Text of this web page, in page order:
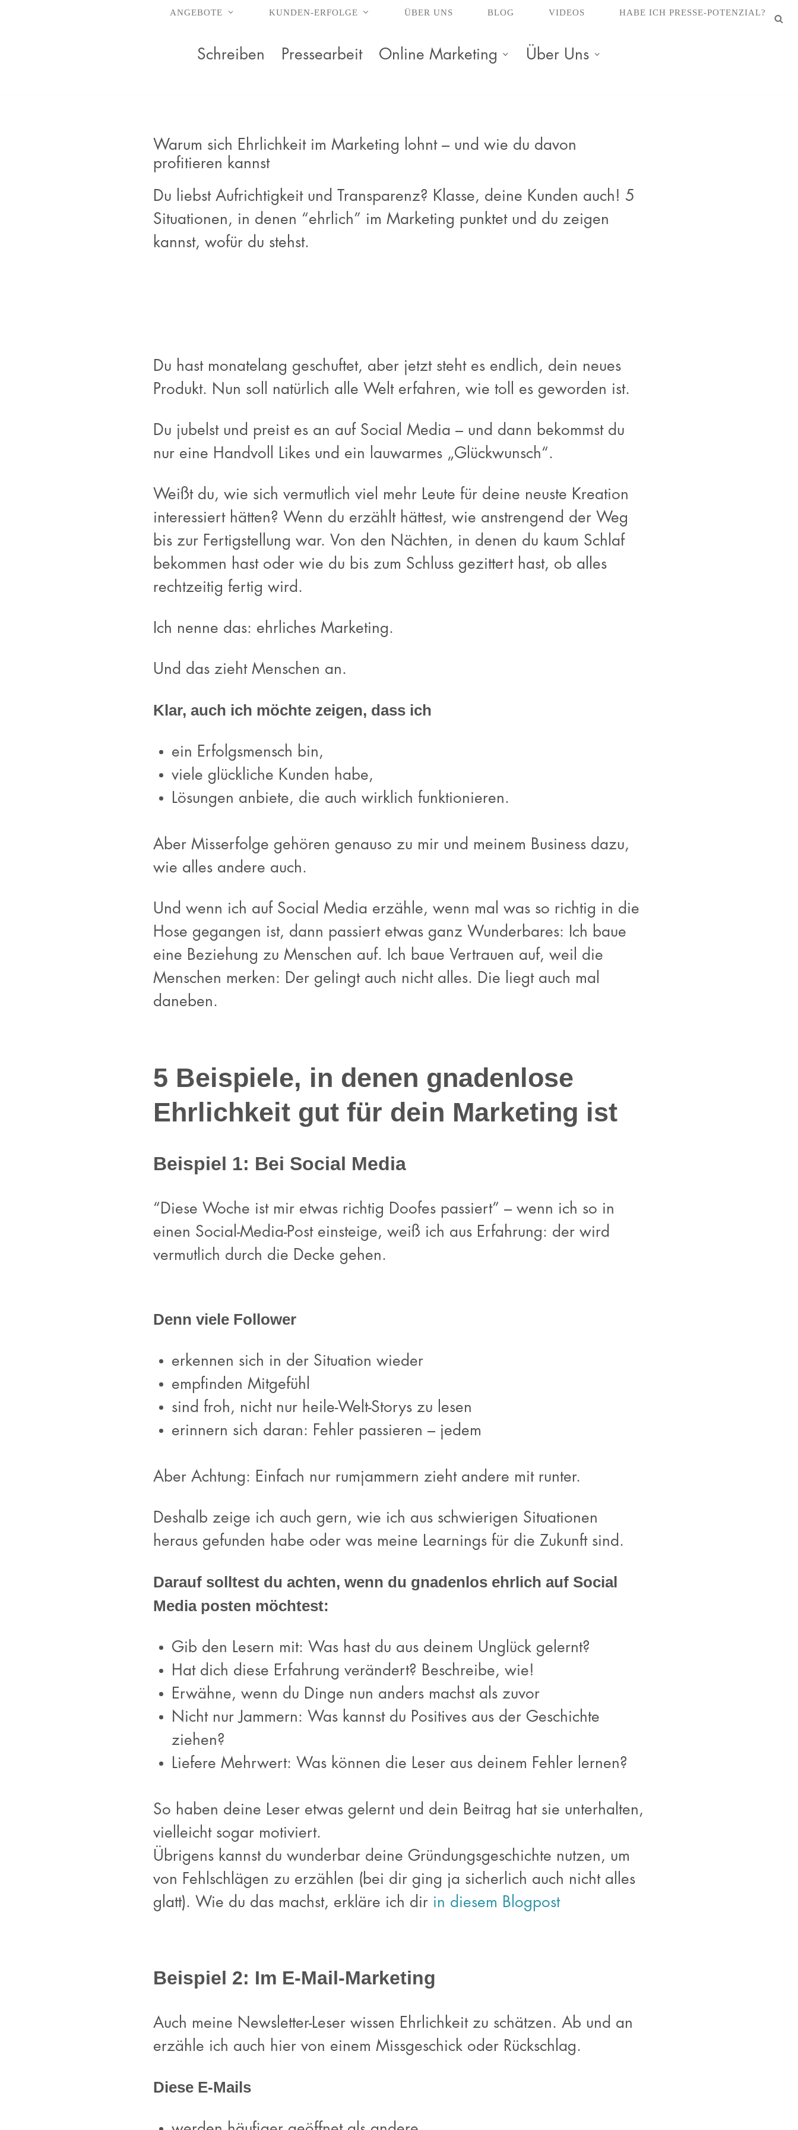
ANGEBOTE KUNDEN-ERFOLGE ÜBER UNS BLOG VIDEOS HABE ICH PRESSE-POTENZIAL?
Schreiben Pressearbeit Online Marketing Über Uns
Warum sich Ehrlichkeit im Marketing lohnt – und wie du davon
profitieren kannst
Du liebst Aufrichtigkeit und Transparenz? Klasse, deine Kunden auch! 5
Situationen, in denen “ehrlich” im Marketing punktet und du zeigen
kannst, wofür du stehst.
Du hast monatelang geschuftet, aber jetzt steht es endlich, dein neues
Produkt. Nun soll natürlich alle Welt erfahren, wie toll es geworden ist.
Du jubelst und preist es an auf Social Media – und dann bekommst du
nur eine Handvoll Likes und ein lauwarmes „Glückwunsch“.
Weißt du, wie sich vermutlich viel mehr Leute für deine neuste Kreation
interessiert hätten? Wenn du erzählt hättest, wie anstrengend der Weg
bis zur Fertigstellung war. Von den Nächten, in denen du kaum Schlaf
bekommen hast oder wie du bis zum Schluss gezittert hast, ob alles
rechtzeitig fertig wird.
Ich nenne das: ehrliches Marketing.
Und das zieht Menschen an.
Klar, auch ich möchte zeigen, dass ich
ein Erfolgsmensch bin,
viele glückliche Kunden habe,
Lösungen anbiete, die auch wirklich funktionieren.
Aber Misserfolge gehören genauso zu mir und meinem Business dazu,
wie alles andere auch.
Und wenn ich auf Social Media erzähle, wenn mal was so richtig in die
Hose gegangen ist, dann passiert etwas ganz Wunderbares: Ich baue
eine Beziehung zu Menschen auf. Ich baue Vertrauen auf, weil die
Menschen merken: Der gelingt auch nicht alles. Die liegt auch mal
daneben.
5 Beispiele, in denen gnadenlose
Ehrlichkeit gut für dein Marketing ist
Beispiel 1: Bei Social Media
“Diese Woche ist mir etwas richtig Doofes passiert” – wenn ich so in
einen Social-Media-Post einsteige, weiß ich aus Erfahrung: der wird
vermutlich durch die Decke gehen.
Denn viele Follower
erkennen sich in der Situation wieder
empfinden Mitgefühl
sind froh, nicht nur heile-Welt-Storys zu lesen
erinnern sich daran: Fehler passieren – jedem
Aber Achtung: Einfach nur rumjammern zieht andere mit runter.
Deshalb zeige ich auch gern, wie ich aus schwierigen Situationen
heraus gefunden habe oder was meine Learnings für die Zukunft sind.
Darauf solltest du achten, wenn du gnadenlos ehrlich auf Social
Media posten möchtest:
Gib den Lesern mit: Was hast du aus deinem Unglück gelernt?
Hat dich diese Erfahrung verändert? Beschreibe, wie!
Erwähne, wenn du Dinge nun anders machst als zuvor
Nicht nur Jammern: Was kannst du Positives aus der Geschichte
ziehen?
Liefere Mehrwert: Was können die Leser aus deinem Fehler lernen?
So haben deine Leser etwas gelernt und dein Beitrag hat sie unterhalten,
vielleicht sogar motiviert.
Übrigens kannst du wunderbar deine Gründungsgeschichte nutzen, um
von Fehlschlägen zu erzählen (bei dir ging ja sicherlich auch nicht alles
glatt). Wie du das machst, erkläre ich dir in diesem Blogpost
Beispiel 2: Im E-Mail-Marketing
Auch meine Newsletter-Leser wissen Ehrlichkeit zu schätzen. Ab und an
erzähle ich auch hier von einem Missgeschick oder Rückschlag.
Diese E-Mails